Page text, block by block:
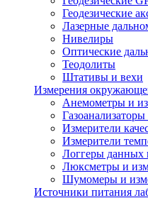
Геодезические
Лазерные
Нивелиры
Оптические
Теодолиты
Штативы и вехи
Измерения
Анемометры и
Измерители
Измерители
Логгеры данных
Люксметры и
Шумомеры и
Источники питания